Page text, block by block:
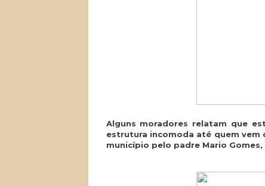
Alguns moradores relatam que
estrutura incomoda até quem vem
município pelo padre Mario